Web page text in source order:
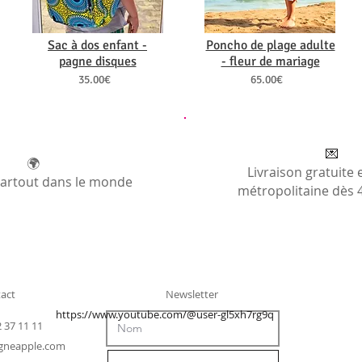
Sac à dos enfant -
pagne disques
35.00€
Poncho de plage adulte
- fleur de mariage
65.00€
🌍
dans le monde
💌
Livraison gratuite
métropolitaine dès
Newsletter
37 11 11
https://www.youtube.com/@user-gl5xh7rg9q